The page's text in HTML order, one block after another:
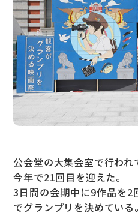
公会堂の大集会室で行われ
今年で21回目を迎えた。
3日間の会期中に9作品を2
でグランプリを決めてい